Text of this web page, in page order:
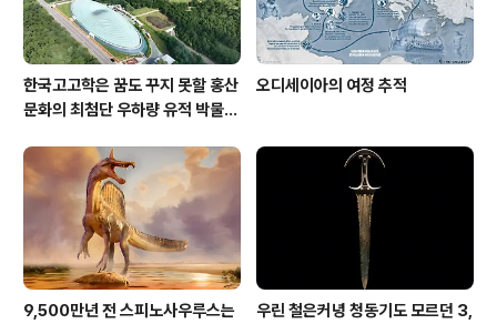
한국고고학은 꿈도 꾸지 못할 홍산
문화의 최첨단 우하량 유적 박물관
오디세이아의 여정 추적
9,500만년 전 스피노사우루스는
우린 철은커녕 청동기도 모르던 3,